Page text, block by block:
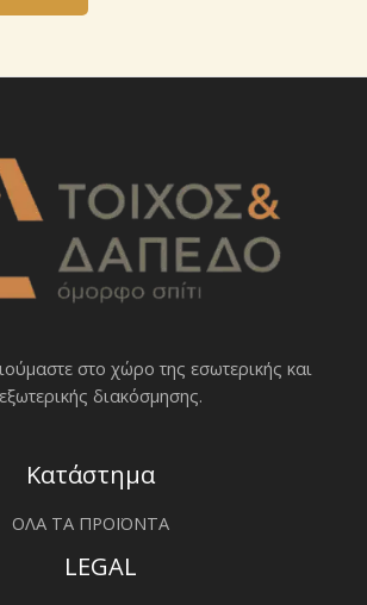
στο χώρο της εσωτερικής και
εξωτερικής διακόσμησης.
Κατάστημα
ΟΛΑ ΤΑ ΠΡΟΪΟΝΤΑ
LEGAL